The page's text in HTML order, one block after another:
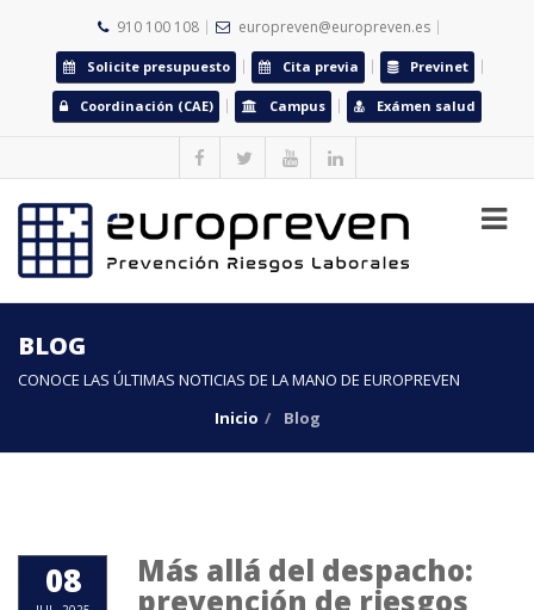
910 100 108 europreven@europreven.es
Solicite presupuesto Cita previa Previnet
Coordinación (CAE) Campus Exámen salud
BLOG
CONOCE LAS ÚLTIMAS NOTICIAS DE LA MANO DE EUROPREVEN
Inicio
Blog
08 Más allá del despacho:
prevención de riesgos